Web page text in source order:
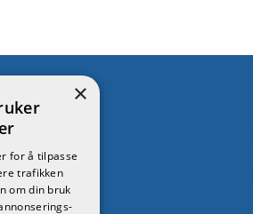
×
for å tilpasse
trafikken
om din bruk